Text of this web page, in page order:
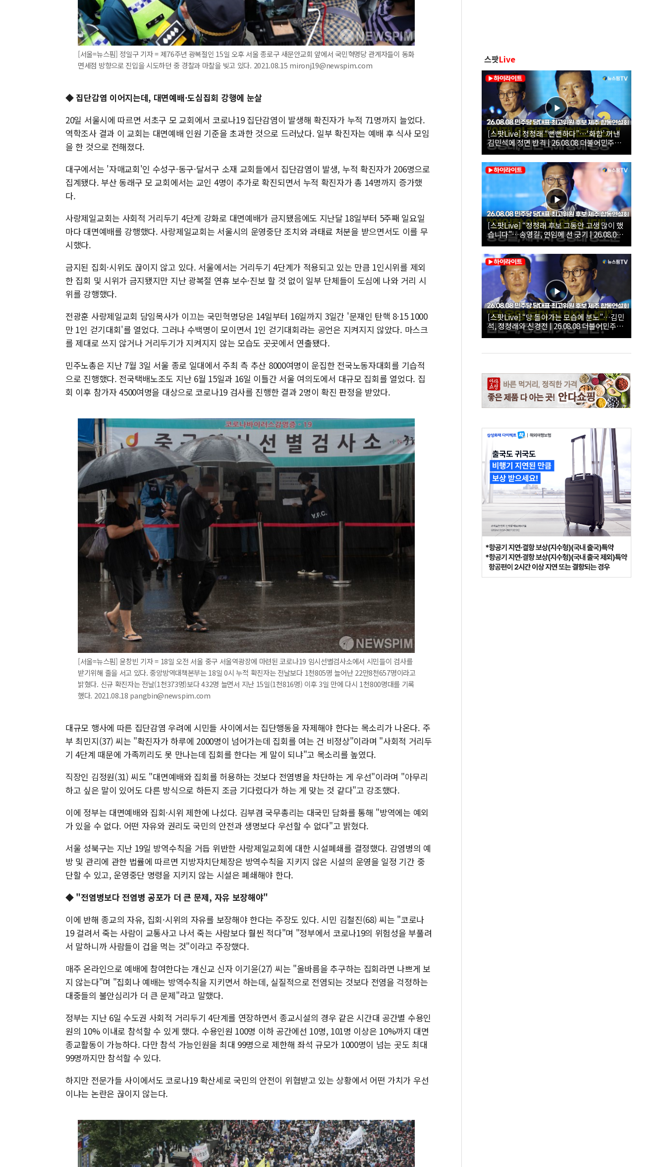
[서울=뉴스핌] 정일구 기자 = 제76주년 광복절인 15일 오후 서울 종로구 새문안교회 앞에서 국민혁명당 관계자들이 동화
면세점 방향으로 진입을 시도하던 중 경찰과 마찰을 빚고 있다. 2021.08.15 mironj19@newspim.com
◆ 집단감염 이어지는데, 대면예배·도심집회 강행에 눈살
20일 서울시에 따르면 서초구 모 교회에서 코로나19 집단감염이 발생해 확진자가 누적 71명까지 늘었다.
역학조사 결과 이 교회는 대면예배 인원 기준을 초과한 것으로 드러났다. 일부 확진자는 예배 후 식사 모임
을 한 것으로 전해졌다.
대구에서는 '자매교회'인 수성구·동구·달서구 소재 교회들에서 집단감염이 발생, 누적 확진자가 206명으로
집계됐다. 부산 동래구 모 교회에서는 교인 4명이 추가로 확진되면서 누적 확진자가 총 14명까지 증가했
다.
사랑제일교회는 사회적 거리두기 4단계 강화로 대면예배가 금지됐음에도 지난달 18일부터 5주째 일요일
마다 대면예배를 강행했다. 사랑제일교회는 서울시의 운영중단 조치와 과태료 처분을 받으면서도 이를 무
시했다.
금지된 집회·시위도 끊이지 않고 있다. 서울에서는 거리두기 4단계가 적용되고 있는 만큼 1인시위를 제외
한 집회 및 시위가 금지됐지만 지난 광복절 연휴 보수·진보 할 것 없이 일부 단체들이 도심에 나와 거리 시
위를 강행했다.
전광훈 사랑제일교회 담임목사가 이끄는 국민혁명당은 14일부터 16일까지 3일간 '문재인 탄핵 8·15 1000
만 1인 걷기대회'를 열었다. 그러나 수백명이 모이면서 1인 걷기대회라는 공언은 지켜지지 않았다. 마스크
를 제대로 쓰지 않거나 거리두기가 지켜지지 않는 모습도 곳곳에서 연출됐다.
민주노총은 지난 7월 3일 서울 종로 일대에서 주최 측 추산 8000여명이 운집한 전국노동자대회를 기습적
으로 진행했다. 전국택배노조도 지난 6월 15일과 16일 이틀간 서울 여의도에서 대규모 집회를 열었다. 집
회 이후 참가자 4500여명을 대상으로 코로나19 검사를 진행한 결과 2명이 확진 판정을 받았다.
[서울=뉴스핌] 윤창빈 기자 = 18일 오전 서울 중구 서울역광장에 마련된 코로나19 임시선별검사소에서 시민들이 검사를
받기위해 줄을 서고 있다. 중앙방역대책본부는 18일 0시 누적 확진자는 전날보다 1천805명 늘어난 22만8천657명이라고
밝혔다. 신규 확진자는 전날(1천373명)보다 432명 늘면서 지난 15일(1천816명) 이후 3일 만에 다시 1천800명대를 기록
했다. 2021.08.18 pangbin@newspim.com
대규모 행사에 따른 집단감염 우려에 시민들 사이에서는 집단행동을 자제해야 한다는 목소리가 나온다. 주
부 최민지(37) 씨는 "확진자가 하루에 2000명이 넘어가는데 집회를 여는 건 비정상"이라며 "사회적 거리두
기 4단계 때문에 가족끼리도 못 만나는데 집회를 한다는 게 말이 되냐"고 목소리를 높였다.
직장인 김정원(31) 씨도 "대면예배와 집회를 허용하는 것보다 전염병을 차단하는 게 우선"이라며 "아무리
하고 싶은 말이 있어도 다른 방식으로 하든지 조금 기다렸다가 하는 게 맞는 것 같다"고 강조했다.
이에 정부는 대면예배와 집회·시위 제한에 나섰다. 김부겸 국무총리는 대국민 담화를 통해 "방역에는 예외
가 있을 수 없다. 어떤 자유와 권리도 국민의 안전과 생명보다 우선할 수 없다"고 밝혔다.
서울 성북구는 지난 19일 방역수칙을 거듭 위반한 사랑제일교회에 대한 시설폐쇄를 결정했다. 감염병의 예
방 및 관리에 관한 법률에 따르면 지방자치단체장은 방역수칙을 지키지 않은 시설의 운영을 일정 기간 중
단할 수 있고, 운영중단 명령을 지키지 않는 시설은 폐쇄해야 한다.
◆ "전염병보다 전염병 공포가 더 큰 문제, 자유 보장해야"
이에 반해 종교의 자유, 집회·시위의 자유를 보장해야 한다는 주장도 있다. 시민 김철진(68) 씨는 "코로나
19 걸려서 죽는 사람이 교통사고 나서 죽는 사람보다 훨씬 적다"며 "정부에서 코로나19의 위험성을 부풀려
서 말하니까 사람들이 겁을 먹는 것"이라고 주장했다.
매주 온라인으로 예배에 참여한다는 개신교 신자 이기윤(27) 씨는 "올바름을 추구하는 집회라면 나쁘게 보
지 않는다"며 "집회나 예배는 방역수칙을 지키면서 하는데, 실질적으로 전염되는 것보다 전염을 걱정하는
대중들의 불안심리가 더 큰 문제"라고 말했다.
정부는 지난 6일 수도권 사회적 거리두기 4단계를 연장하면서 종교시설의 경우 같은 시간대 공간별 수용인
원의 10% 이내로 참석할 수 있게 했다. 수용인원 100명 이하 공간에선 10명, 101명 이상은 10%까지 대면
종교활동이 가능하다. 다만 참석 가능인원을 최대 99명으로 제한해 좌석 규모가 1000명이 넘는 곳도 최대
99명까지만 참석할 수 있다.
하지만 전문가들 사이에서도 코로나19 확산세로 국민의 안전이 위협받고 있는 상황에서 어떤 가치가 우선
이냐는 논란은 끊이지 않는다.
스팟Live
[스팟Live] 정청래 “뻔뻔하다”…‘화합’ 꺼낸
김민석에 정면 반격 | 26.08.08 더불어민주당
당대표·최고위원 후보 제주 합동연설회
[스팟Live] “정청래 후보 그동안 고생 많이 했
습니다”…송영길, 연임에 선 긋기 | 26.08.08
더불어민주당 당대표·최고위원 후보 제주 합
동연설회
[스팟Live] “당 돌아가는 모습에 분노”…김민
석, 정청래와 신경전 | 26.08.08 더불어민주당
당대표·최고위원 후보 제주 합동연설회